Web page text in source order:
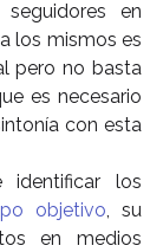
los mismos es
pero no basta
es necesario
con esta
identificar los
objetivo, su
en medios